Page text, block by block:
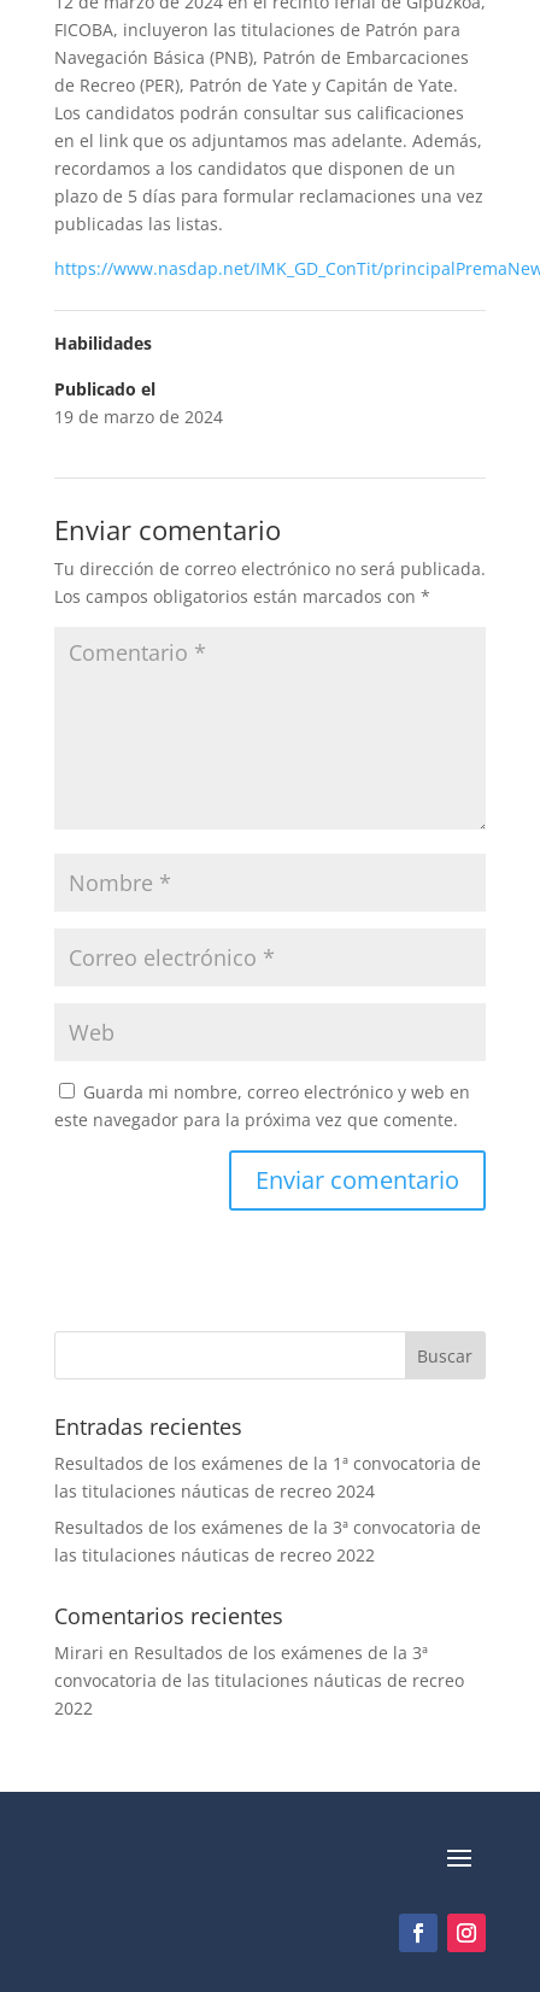
FICOBA, incluyeron las titulaciones de Patrón para
Navegación Básica (PNB), Patrón de Embarcaciones
de Recreo (PER), Patrón de Yate y Capitán de Yate.
Los candidatos podrán consultar sus calificaciones
en el link que os adjuntamos mas adelante. Además,
recordamos a los candidatos que disponen de un
plazo de 5 días para formular reclamaciones una vez
publicadas las listas.
https://www.nasdap.net/IMK_GD_ConTit/
Habilidades
Publicado el
19 de marzo de 2024
Enviar comentario
Tu dirección de correo electrónico no será publicada.
Los campos obligatorios están marcados con *
Guarda mi nombre, correo electrónico y web en
este navegador para la próxima vez que comente.
Entradas recientes
Resultados de los exámenes de la 1ª convocatoria de
las titulaciones náuticas de recreo 2024
Resultados de los exámenes de la 3ª convocatoria de
las titulaciones náuticas de recreo 2022
Comentarios recientes
Mirari en Resultados de los exámenes de la 3ª
convocatoria de las titulaciones náuticas de recreo
2022